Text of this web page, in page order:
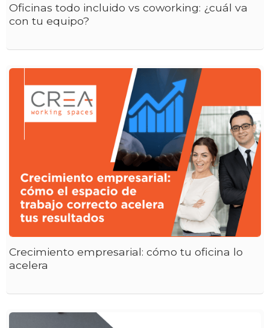
Oficinas todo incluido vs coworking: ¿cuál va
con tu equipo?
Crecimiento empresarial: cómo tu oficina lo
acelera